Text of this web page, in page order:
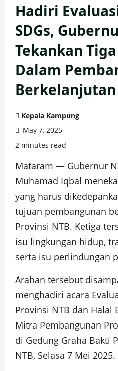
Hadiri
SDGs,
Tekankan
Dalam
Berkelanjutan
Kepala Kampung
May 7, 2025
2 minutes read
Mataram — Gubernur
Muhamad Iqbal
yang harus
tujuan pembangunan
Provinsi NTB. Ketiga
isu lingkungan hidup,
serta isu perlindungan
Arahan tersebut
menghadiri acara
Provinsi NTB dan Halal
Mitra Pembangunan
di Gedung Graha Bakti
NTB, Selasa 7 Mei 2025.